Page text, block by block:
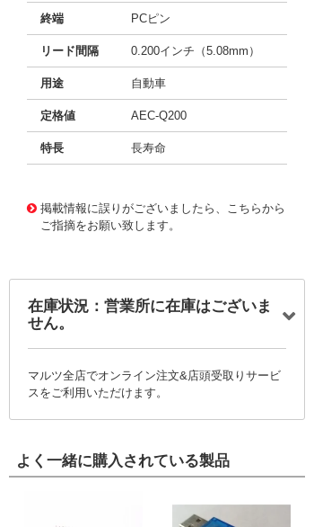
終端 PCピン
リード間隔 0.200インチ（5.08mm）
用途 自動車
定格値 AEC-Q200
特長 長寿命
掲載情報に誤りがございましたら、こちらから
ご指摘をお願い致します。
在庫状況：営業所に在庫はございま
せん。
マルツ全店でオンライン注文&店頭受取りサービ
スをご利用いただけます。
よく一緒に購入されている製品